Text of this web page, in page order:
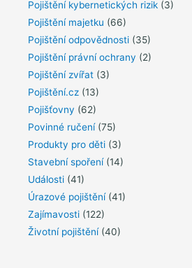
Pojištění kybernetických rizik (3)
Pojištění majetku (66)
Pojištění odpovědnosti (35)
Pojištění právní ochrany (2)
Pojištění zvířat (3)
Pojištění.cz (13)
Pojišťovny (62)
Povinné ručení(75)
Produkty pro děti (3)
Stavební spoření(14)
Události (41)
Úrazové pojištění(41)
Zajímavosti (122)
Životní pojištění(40)